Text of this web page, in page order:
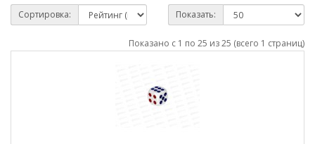
Сортировка: Показать:
Показано с 1 по 25 из 25 (всего 1 страниц)